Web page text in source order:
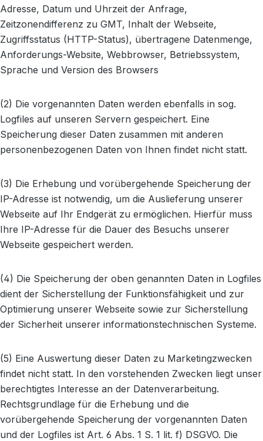
Adresse, Datum und Uhrzeit der Anfrage,
Zeitzonendifferenz zu GMT, Inhalt der Webseite,
Zugriffsstatus (HTTP-Status), übertragene Datenmenge,
Anforderungs-Website, Webbrowser, Betriebssystem,
Sprache und Version des Browsers
(2) Die vorgenannten Daten werden ebenfalls in sog.
Logfiles auf unseren Servern gespeichert. Eine
Speicherung dieser Daten zusammen mit anderen
personenbezogenen Daten von Ihnen findet nicht statt.
(3) Die Erhebung und vorübergehende Speicherung der
IP-Adresse ist notwendig, um die Auslieferung unserer
Webseite auf Ihr Endgerät zu ermöglichen. Hierfür muss
Ihre IP-Adresse für die Dauer des Besuchs unserer
Webseite gespeichert werden.
(4) Die Speicherung der oben genannten Daten in Logfiles
dient der Sicherstellung der Funktionsfähigkeit und zur
Optimierung unserer Webseite sowie zur Sicherstellung
der Sicherheit unserer informationstechnischen Systeme.
(5) Eine Auswertung dieser Daten zu Marketingzwecken
findet nicht statt. In den vorstehenden Zwecken liegt unser
berechtigtes Interesse an der Datenverarbeitung.
Rechtsgrundlage für die Erhebung und die
vorübergehende Speicherung der vorgenannten Daten
und der Logfiles ist Art. 6 Abs. 1 S. 1 lit. f) DSGVO. Die